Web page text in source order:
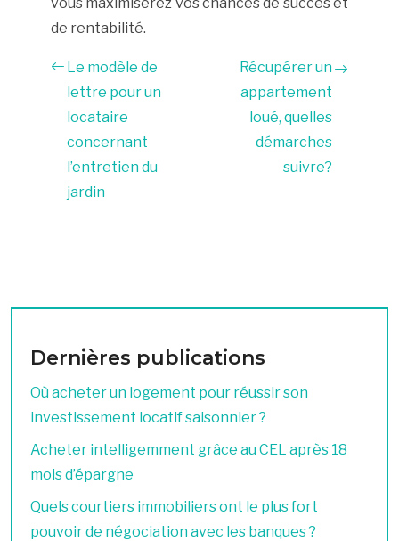
de rentabilité.
Le modèle de
lettre pour un
locataire
concernant
l’entretien du
jardin
Récupérer un
appartement
loué, quelles
démarches
suivre?
Dernières publications
Où acheter un logement pour réussir son
investissement locatif saisonnier ?
Acheter intelligemment grâce au CEL après 18
mois d’épargne
Quels courtiers immobiliers ont le plus fort
pouvoir de négociation avec les banques ?